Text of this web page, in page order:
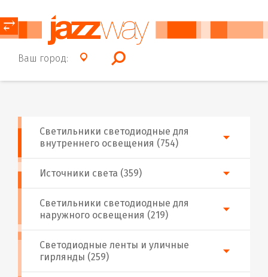
Ваш город:
⥂
Источники света (359)
Светодиодные ленты и уличные
гирлянды (259)
Светильники светодиодные для
внутреннего освещения (754)
Светильники светодиодные для
наружного освещения (219)